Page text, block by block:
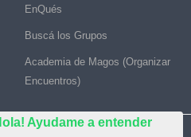
Ayudame a entender
EnQués
Buscá los Grupos
Academia de Magos (Organizar
Encuentros)